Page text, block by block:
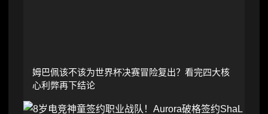
姆巴佩该不该为世界杯决赛冒险复出？看完四大核
心利弊再下结论